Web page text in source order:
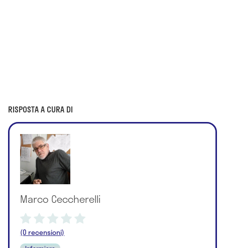
RISPOSTA A CURA DI
Marco Ceccherelli
(0 recensioni)